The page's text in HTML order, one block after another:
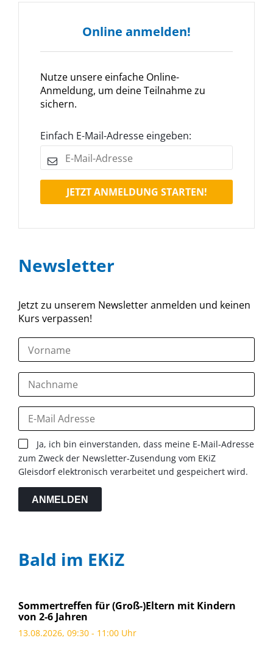
Newsletter
Jetzt zu unserem Newsletter anmelden und keinen
Kurs verpassen!
Ja, ich bin einverstanden, dass meine E-Mail-Adresse
zum Zweck der Newsletter-Zusendung vom EKiZ
Gleisdorf elektronisch verarbeitet und gespeichert wird.
ANMELDEN
Bald im EKiZ
Sommertreffen für (Groß-)Eltern mit Kindern
von 2-6 Jahren
13.08.2026, 09:30 - 11:00 Uhr
Online anmelden!
Nutze unsere einfache Online-
Anmeldung, um deine Teilnahme zu
sichern.
Einfach E-Mail-Adresse eingeben:
JETZT ANMELDUNG STARTEN!